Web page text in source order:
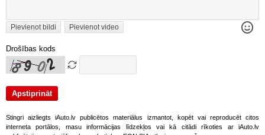
Pievienot bildi Pievienot video
Drošības kods
Stingri aizliegts iAuto.lv publicētos materiālus izmantot, kopēt vai reproducēt citos
interneta portālos, masu informācijas līdzekļos vai kā citādi rīkoties ar iAuto.lv